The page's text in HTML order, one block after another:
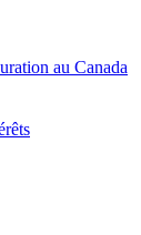
au Canada